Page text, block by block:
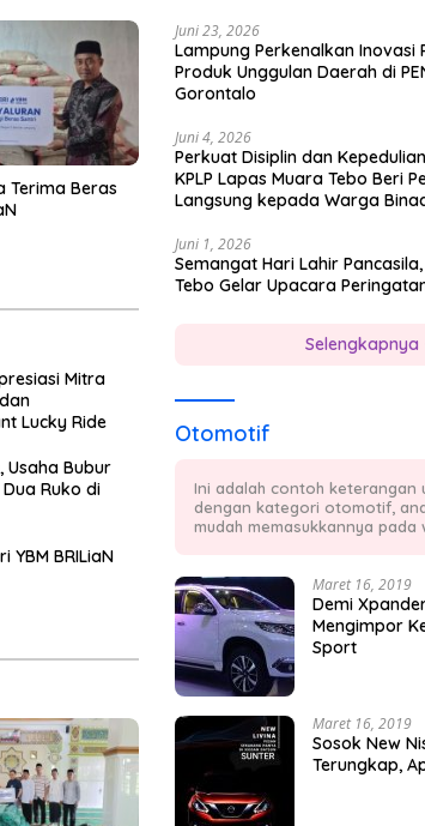
Terima Beras
Mitra
Lucky Ride
Usaha Bubur
Ruko di
YBM BRILiaN
Juni 23, 2026
Lampung Perkenalkan Inovasi
Produk Unggulan Daerah di
Gorontalo
Juni 4, 2026
Perkuat Disiplin dan
KPLP Lapas Muara Tebo Beri
Langsung kepada Warga
Juni 1, 2026
Semangat Hari Lahir
Tebo Gelar Upacara
Selengkapnya
Otomotif
Ini adalah contoh keterangan
dengan kategori otomotif,
mudah memasukkannya pada
Maret 16, 2019
Demi
Mengimpor
Sport
Maret 16, 2019
Sosok New
Terungkap,